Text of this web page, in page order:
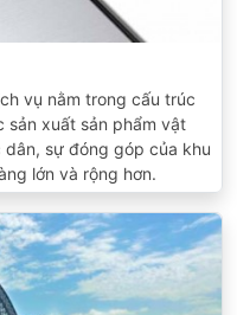
vụ nằm trong cấu trúc
sản xuất sản phẩm vật
sự đóng góp của khu
lớn và rộng hơn.